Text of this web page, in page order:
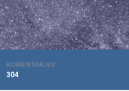
KOMENTARJEV
304